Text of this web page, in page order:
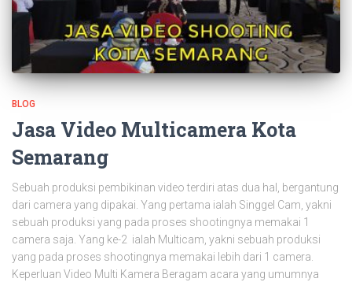
BLOG
Jasa Video Multicamera Kota
Semarang
Sebuah produksi pembikinan video terdiri atas dua hal, bergantung
dari camera yang dipakai. Yang pertama ialah Singgel Cam, yakni
sebuah produksi yang pada proses shootingnya memakai 1
camera saja. Yang ke-2 ialah Multicam, yakni sebuah produksi
yang pada proses shootingnya memakai lebih dari 1 camera.
Keperluan Video Multi Kamera Beragam acara yang umumnya